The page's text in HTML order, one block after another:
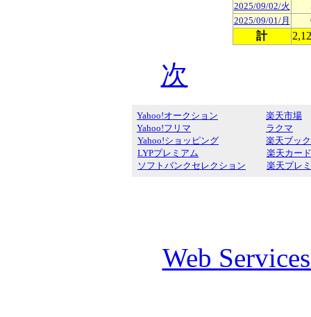
2025/09/02/火
2025/09/01/月
計
次
Yahoo!オークション
Yahoo!フリマ
Yahoo!ショッピング
LYPプレミアム
ソフトバンクセレクション
楽天市場
ラクマ
楽天ブッ
楽天カード
楽天プレ
Web